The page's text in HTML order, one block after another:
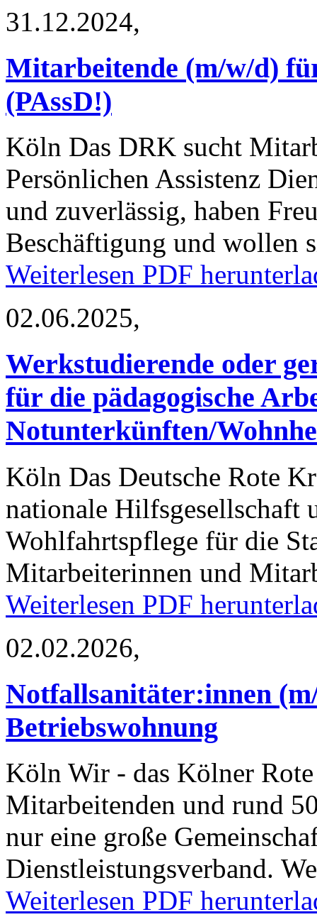
31.12.2024,
Mitarbeitende (m/w/d)
(PAssD!)
Köln Das DRK sucht
Persönlichen Assistenz
und zuverlässig, haben
Beschäftigung und wollen
Weiterlesen PDF
02.06.2025,
Werkstudierende oder
für die pädagogische
Notunterkünften/
Köln Das Deutsche Rote
nationale Hilfsgesellschaft
Wohlfahrtspflege für die
Mitarbeiterinnen und
Weiterlesen PDF
02.02.2026,
Notfallsanitäter:innen
Betriebswohnung
Köln Wir - das Kölner
Mitarbeitenden und rund
nur eine große
Dienstleistungsverband.
Weiterlesen PDF